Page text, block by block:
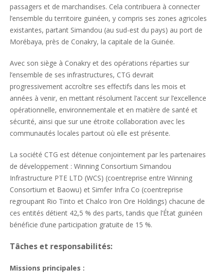
passagers et de marchandises. Cela contribuera à connecter
l’ensemble du territoire guinéen, y compris ses zones agricoles
existantes, partant Simandou (au sud-est du pays) au port de
Morébaya, près de Conakry, la capitale de la Guinée.
Avec son siège à Conakry et des opérations réparties sur
l’ensemble de ses infrastructures, CTG devrait
progressivement accroître ses effectifs dans les mois et
années à venir, en mettant résolument l’accent sur l’excellence
opérationnelle, environnementale et en matière de santé et
sécurité, ainsi que sur une étroite collaboration avec les
communautés locales partout où elle est présente.
La société CTG est détenue conjointement par les partenaires
de développement : Winning Consortium Simandou
Infrastructure PTE LTD (WCS) (coentreprise entre Winning
Consortium et Baowu) et Simfer Infra Co (coentreprise
regroupant Rio Tinto et Chalco Iron Ore Holdings) chacune de
ces entités détient 42,5 % des parts, tandis que l’État guinéen
bénéficie d’une participation gratuite de 15 %.
Tâches et responsabilités:
Missions principales :